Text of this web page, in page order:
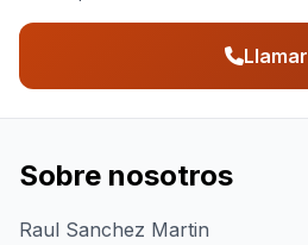
Llamar
Sobre nosotros
Raul Sanchez Martin